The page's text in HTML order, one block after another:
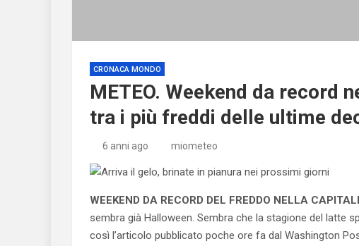
CRONACA MONDO
METEO. Weekend da record
tra i più freddi delle ultime
6 anni ago miometeo
WEEKEND DA RECORD DEL FREDDO NELLA
sembra già Halloween. Sembra che la stagione del latte
così l’articolo pubblicato poche ore fa dal Washington